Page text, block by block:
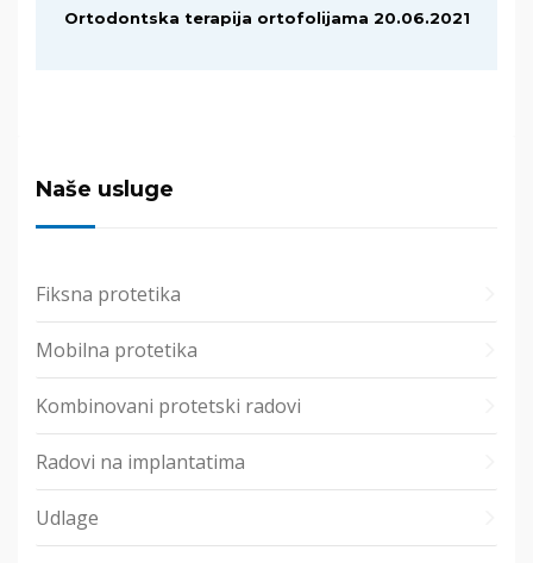
Ortodontska terapija ortofolijama 20.06.2021
Naše usluge
Fiksna protetika
Mobilna protetika
Kombinovani protetski radovi
Radovi na implantatima
Udlage